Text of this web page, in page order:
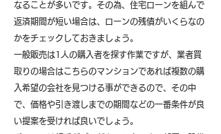
なることが多いです。その為、住宅ローンを組んで
返済期間が短い場合は、ローンの残債がいくらなの
かをチェックしておきましょう。
一般販売は1人の購入者を探す作業ですが、業者買
取りの場合はこちらのマンションであれば複数の購
入希望の会社を見つける事ができるので、その中
で、価格や引き渡しまでの期間などの一番条件が良
い提案を受ければ良いでしょう。